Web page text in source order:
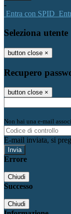
-
Entra con SPID
Seleziona utente
button close ×
Recupero
button close ×
Non hai una e-mail
E-mail inviata, si
Errore
Chiudi
Successo
Chiudi